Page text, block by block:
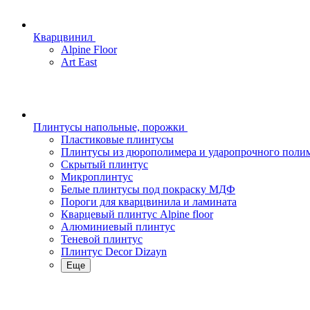
Кварцвинил
Alpine Floor
Art East
Плинтусы напольные, порожки
Пластиковые плинтусы
Плинтусы из дюрополимера и ударопрочного
Скрытый плинтус
Микроплинтус
Белые плинтусы под покраску МДФ
Пороги для кварцвинила и ламината
Кварцевый плинтус Alpine floor
Алюминиевый плинтус
Теневой плинтус
Плинтус Decor Dizayn
Еще